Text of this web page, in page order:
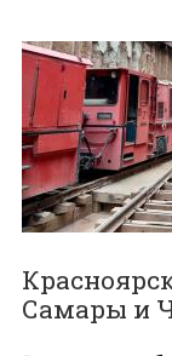
Самары и